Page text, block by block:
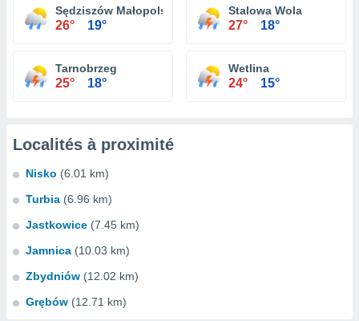
Sędziszów Małopolski
26° 19°
Stalowa Wola
27° 18°
Tarnobrzeg
25° 18°
Wetlina
24° 15°
Localités à proximité
Nisko (6.01 km)
Turbia (6.96 km)
Jastkowice (7.45 km)
Jamnica (10.03 km)
Zbydniów (12.02 km)
Grębów (12.71 km)